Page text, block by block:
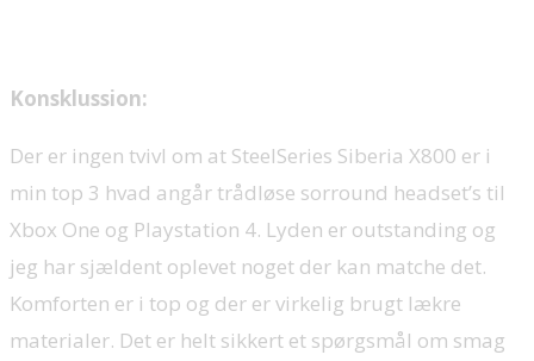
Konsklussion:
Der er ingen tvivl om at SteelSeries Siberia X800 er i
min top 3 hvad angår trådløse sorround headset’s til
Xbox One og Playstation 4. Lyden er outstanding og
jeg har sjældent oplevet noget der kan matche det.
Komforten er i top og der er virkelig brugt lækre
materialer. Det er helt sikkert et spørgsmål om smag